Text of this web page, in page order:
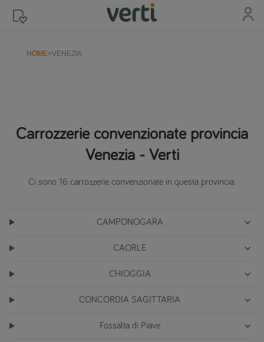
HOME>VENEZIA
Carrozzerie convenzionate provincia
Venezia - Verti
Ci sono 16 carrozzerie convenzionate in questa provincia.
CAMPONOGARA
CAORLE
CHIOGGIA
CONCORDIA SAGITTARIA
Fossalta di Piave